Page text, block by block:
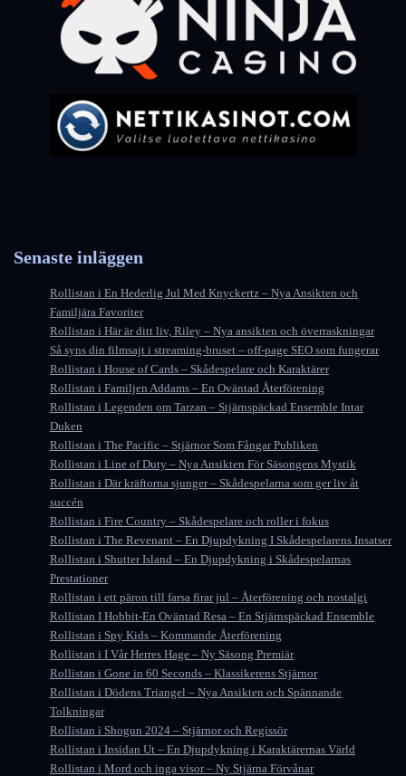
Senaste inläggen
Rollistan i En Hederlig Jul Med Knyckertz – Nya Ansikten och
Familjära Favoriter
Rollistan i Här är ditt liv, Riley – Nya ansikten och överraskningar
Så syns din filmsajt i streaming-bruset – off-page SEO som fungerar
Rollistan i House of Cards – Skådespelare och Karaktärer
Rollistan i Familjen Addams – En Oväntad Återförening
Rollistan i Legenden om Tarzan – Stjärnspäckad Ensemble Intar
Duken
Rollistan i The Pacific – Stjärnor Som Fångar Publiken
Rollistan i Line of Duty – Nya Ansikten För Säsongens Mystik
Rollistan i Där kräftorna sjunger – Skådespelarna som ger liv åt
succén
Rollistan i Fire Country – Skådespelare och roller i fokus
Rollistan i The Revenant – En Djupdykning I Skådespelarens Insatser
Rollistan i Shutter Island – En Djupdykning i Skådespelarnas
Prestationer
Rollistan i ett päron till farsa firar jul – Återförening och nostalgi
Rollistan I Hobbit-En Oväntad Resa – En Stjärnspäckad Ensemble
Rollistan i Spy Kids – Kommande Återförening
Rollistan i I Vår Herres Hage – Ny Säsong Premiär
Rollistan i Gone in 60 Seconds – Klassikerens Stjärnor
Rollistan i Dödens Triangel – Nya Ansikten och Spännande
Tolkningar
Rollistan i Shogun 2024 – Stjärnor och Regissör
Rollistan i Insidan Ut – En Djupdykning i Karaktärernas Värld
Rollistan i Mord och inga visor – Ny Stjärna Förvånar